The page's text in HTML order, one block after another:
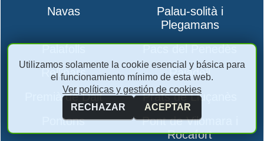
Navas
Palau-solità i
Plegamans
Palafolls
Pacs del Penedès
Rellinars
Rajadell
Premià de Dalt
Prats de Lluçanès
Pontons
Pont de Vilomara i
Rocafort
Utilizamos solamente la cookie esencial y básica para
el funcionamiento mínimo de esta web.
Ver políticas y gestión de cookies
RECHAZAR
ACEPTAR